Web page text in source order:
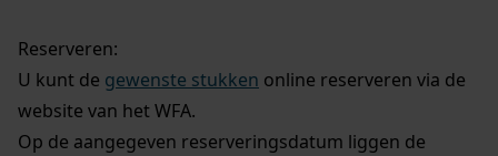
Reserveren:
U kunt de gewenste stukken online reserveren via de
website van het WFA.
Op de aangegeven reserveringsdatum liggen de